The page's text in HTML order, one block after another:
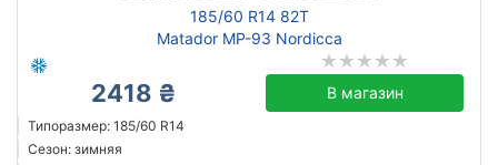
185/60 R14 82T
Matador MP-93 Nordicca
2418 ₴ В магазин
Типоразмер: 185/60 R14
Сезон: зимняя